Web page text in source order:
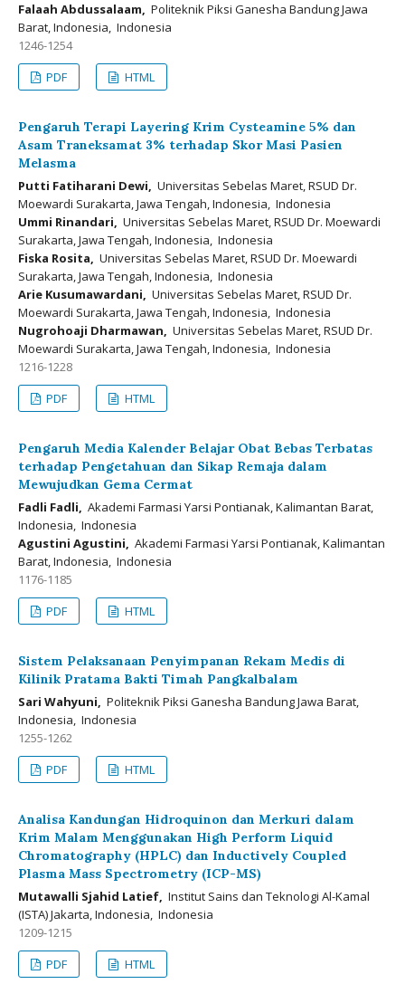
Falaah Abdussalaam, Politeknik Piksi Ganesha Bandung Jawa
Barat, Indonesia, Indonesia
1246-1254
PDF
HTML
Pengaruh Terapi Layering Krim Cysteamine 5% dan
Asam Traneksamat 3% terhadap Skor Masi Pasien
Melasma
Putti Fatiharani Dewi, Universitas Sebelas Maret, RSUD Dr.
Moewardi Surakarta, Jawa Tengah, Indonesia, Indonesia
Ummi Rinandari, Universitas Sebelas Maret, RSUD Dr. Moewardi
Surakarta, Jawa Tengah, Indonesia, Indonesia
Fiska Rosita, Universitas Sebelas Maret, RSUD Dr. Moewardi
Surakarta, Jawa Tengah, Indonesia, Indonesia
Arie Kusumawardani, Universitas Sebelas Maret, RSUD Dr.
Moewardi Surakarta, Jawa Tengah, Indonesia, Indonesia
Nugrohoaji Dharmawan, Universitas Sebelas Maret, RSUD Dr.
Moewardi Surakarta, Jawa Tengah, Indonesia, Indonesia
1216-1228
PDF
HTML
Pengaruh Media Kalender Belajar Obat Bebas Terbatas
terhadap Pengetahuan dan Sikap Remaja dalam
Mewujudkan Gema Cermat
Fadli Fadli, Akademi Farmasi Yarsi Pontianak, Kalimantan Barat,
Indonesia, Indonesia
Agustini Agustini, Akademi Farmasi Yarsi Pontianak, Kalimantan
Barat, Indonesia, Indonesia
1176-1185
PDF
HTML
Sistem Pelaksanaan Penyimpanan Rekam Medis di
Kilinik Pratama Bakti Timah Pangkalbalam
Sari Wahyuni, Politeknik Piksi Ganesha Bandung Jawa Barat,
Indonesia, Indonesia
1255-1262
PDF
HTML
Analisa Kandungan Hidroquinon dan Merkuri dalam
Krim Malam Menggunakan High Perform Liquid
Chromatography (HPLC) dan Inductively Coupled
Plasma Mass Spectrometry (ICP-MS)
Mutawalli Sjahid Latief, Institut Sains dan Teknologi Al-Kamal
(ISTA) Jakarta, Indonesia, Indonesia
1209-1215
PDF
HTML